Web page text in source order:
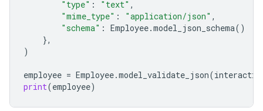
"type" : "text" ,
"mime_type" : "application/json" ,
"schema" : Employee.model_json_schema()
},
)
employee = Employee.model_validate_json(
print(employee)